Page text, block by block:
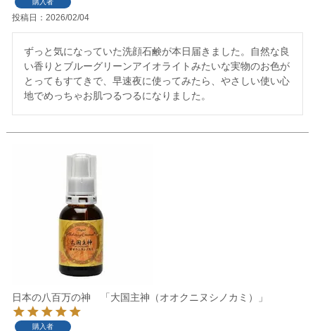
購入者
投稿日 2026/02/04
ずっと気になっていた洗顔石鹸が本日届きました。自然な良
い香りとブルーグリーンアイオライトみたいな実物のお色が
とってもすてきで、早速夜に使ってみたら、やさしい使い心
地でめっちゃお肌つるつるになりました。
日本の八百万の神 「大国主神（オオクニヌシノカミ）」
購入者